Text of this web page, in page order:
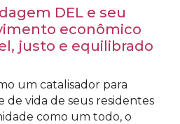
DEL e seu
econômico
justo e equilibrado
um catalisador para
de vida de seus residentes
como um todo, o